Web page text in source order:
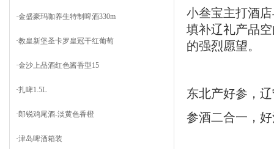
·金盛豪玛咖养生特制啤酒330m
·教皇新堡圣卡罗皇冠干红葡萄
·金沙上品酒红色酱香型15
·扎啤1.5L
·郎锐鸡尾酒-淡黄色香橙
·津岛啤酒箱装
小叁宝主打酒
填补辽礼产品
的强烈愿望。
东北产好参，
参酒二合一，